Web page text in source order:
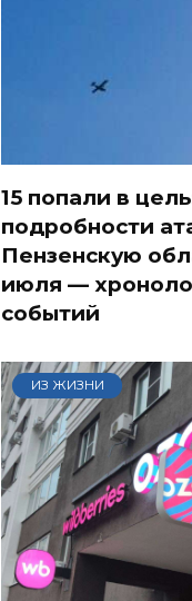
15 попали в
подробности
Пензенскую
июля —
событий
ИЗ ЖИЗНИ